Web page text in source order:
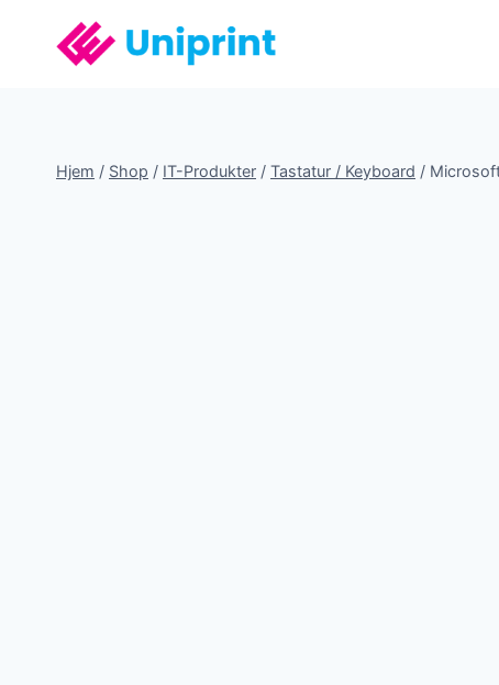
Hjem / Shop / IT-Produkter / Tastatur / Keyboard /